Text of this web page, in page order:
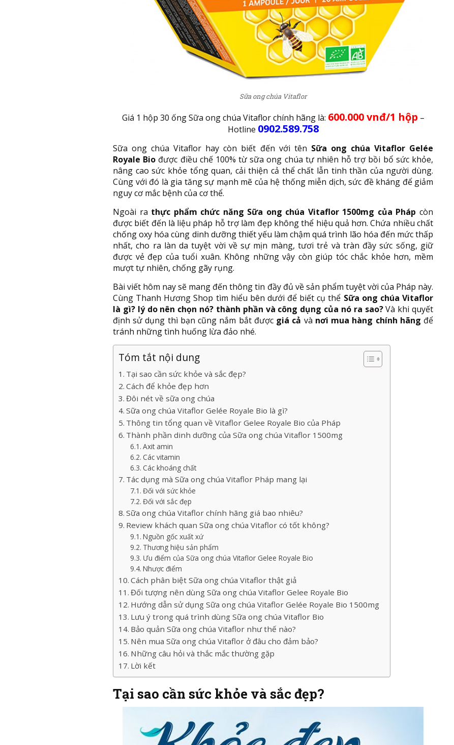
Sữa ong chúa Vitaflor
Giá 1 hộp 30 ống Sữa ong chúa Vitaflor chính hãng là: 600.000 vnđ/1 hộp –
Hotline 0902.589.758
Sữa ong chúa Vitaflor hay còn biết đến với tên Sữa ong chúa Vitaflor Gelée
Royale Bio được điều chế 100% từ sữa ong chúa tự nhiên hỗ trợ bồi bổ sức khỏe,
nâng cao sức khỏe tổng quan, cải thiện cả thể chất lẫn tinh thần của người dùng.
Cùng với đó là gia tăng sự mạnh mẽ của hệ thống miễn dịch, sức đề kháng để giảm
nguy cơ mắc bệnh của cơ thể.
Ngoài ra thực phẩm chức năng Sữa ong chúa Vitaflor 1500mg của Pháp còn
được biết đến là liệu pháp hỗ trợ làm đẹp không thể hiệu quả hơn. Chứa nhiều chất
chống oxy hóa cùng dinh dưỡng thiết yếu làm chậm quá trình lão hóa đến mức thấp
nhất, cho ra làn da tuyệt vời về sự mịn màng, tươi trẻ và tràn đầy sức sống, giữ
được vẻ đẹp của tuổi xuân. Không những vậy còn giúp tóc chắc khỏe hơn, mềm
mượt tự nhiên, chống gãy rụng.
Bài viết hôm nay sẽ mang đến thông tin đầy đủ về sản phẩm tuyệt vời của Pháp này.
Cùng Thanh Hương Shop tìm hiểu bên dưới để biết cụ thể Sữa ong chúa Vitaflor
là gì? lý do nên chọn nó? thành phần và công dụng của nó ra sao?Và khi quyết
định sử dụng thì bạn cũng nắm bắt được giá cả và nơi mua hàng chính hãng để
tránh những tình huống lừa đảo nhé.
Tóm tắt nội dung
Tại sao cần sức khỏe và sắc đẹp?
Cách để khỏe đẹp hơn
Đôi nét về sữa ong chúa
Sữa ong chúa Vitaflor Gelée Royale Bio là gì?
Thông tin tổng quan về Vitaflor Gelee Royale Bio của Pháp
Thành phần dinh dưỡng của Sữa ong chúa Vitaflor 1500mg
Axit amin
Các vitamin
Các khoáng chất
Tác dụng mà Sữa ong chúa Vitaflor Pháp mang lại
Đối với sức khỏe
Đối với sắc đẹp
Sữa ong chúa Vitaflor chính hãng giá bao nhiêu?
Review khách quan Sữa ong chúa Vitaflor có tốt không?
Nguồn gốc xuất xứ
Thương hiệu sản phẩm
Ưu điểm của Sữa ong chúa Vitaflor Gelee Royale Bio
Nhược điểm
Cách phân biệt Sữa ong chúa Vitaflor thật giả
Đối tượng nên dùng Sữa ong chúa Vitaflor Gelee Royale Bio
Hướng dẫn sử dụng Sữa ong chúa Vitaflor Gelée Royale Bio 1500mg
Lưu ý trong quá trình dùng Sữa ong chúa Vitaflor Bio
Bảo quản Sữa ong chúa Vitaflor như thế nào?
Nên mua Sữa ong chúa Vitaflor ở đâu cho đảm bảo?
Những câu hỏi và thắc mắc thường gặp
Lời kết
Tại sao cần sức khỏe và sắc đẹp?